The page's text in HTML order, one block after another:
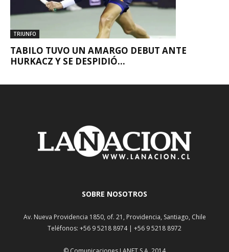
TRIUNFO
TABILO TUVO UN AMARGO DEBUT ANTE
HURKACZ Y SE DESPIDIÓ...
SOBRE NOSOTROS
Av. Nueva Providencia 1850, of. 21, Providencia, Santiago, Chile
Teléfonos: +56 9 5218 8974 | +56 9 5218 8972